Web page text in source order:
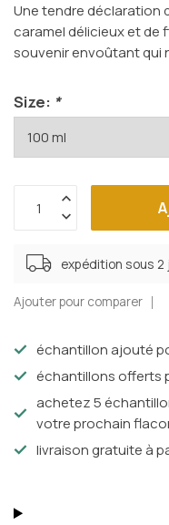
Une tendre déclaration
caramel délicieux et de
souvenir envoûtant qui
Size: *
expédition sous 2
Ajouter pour comparer
échantillon ajouté
échantillons offerts
achetez 5
votre prochain
livraison gratuite à